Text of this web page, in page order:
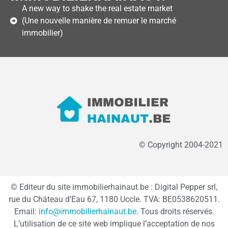
A new way to shake the real estate market
(Une nouvelle manière de remuer le marché
immobilier)
© Copyright 2004-2021
© Editeur du site immobilierhainaut.be : Digital Pepper srl,
rue du Château d’Eau 67, 1180 Uccle. TVA: BE0538620511.
Email: info@immobilierhainaut.be. Tous droits réservés.
L’utilisation de ce site web implique l’acceptation de nos